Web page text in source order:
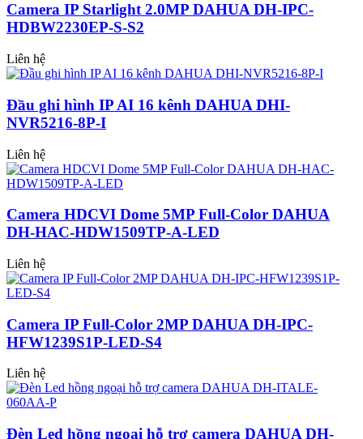
Camera IP Starlight 2.0MP DAHUA DH-IPC-
HDBW2230EP-S-S2
Liên hệ
Đầu ghi hình IP AI 16 kênh DAHUA DHI-
NVR5216-8P-I
Liên hệ
Camera HDCVI Dome 5MP Full-Color DAHUA
DH-HAC-HDW1509TP-A-LED
Liên hệ
Camera IP Full-Color 2MP DAHUA DH-IPC-
HFW1239S1P-LED-S4
Liên hệ
Đèn Led hồng ngoại hỗ trợ camera DAHUA DH-